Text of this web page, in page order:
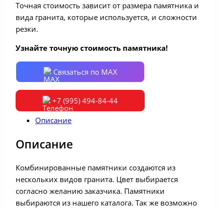
Точная стоимость зависит от размера памятника и
вида гранита, которые используется, и сложности
резки.
Узнайте точную стоимость памятника!
Связаться по MAX
+7 (995) 494-84-44
Описание
Описание
Комбинированные памятники создаются из
нескольких видов гранита. Цвет выбирается
согласно желанию заказчика. Памятники
выбираются из нашего каталога. Так же возможно